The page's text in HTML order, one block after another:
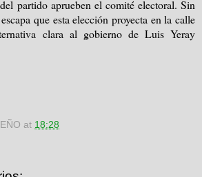
partido aprueben el comité electoral. Sin
que esta elección proyecta en la calle
clara al gobierno de Luis Yeray
at 18:28